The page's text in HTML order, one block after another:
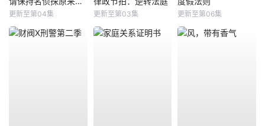
更新至第04集 更新至第03集 更新至第06集